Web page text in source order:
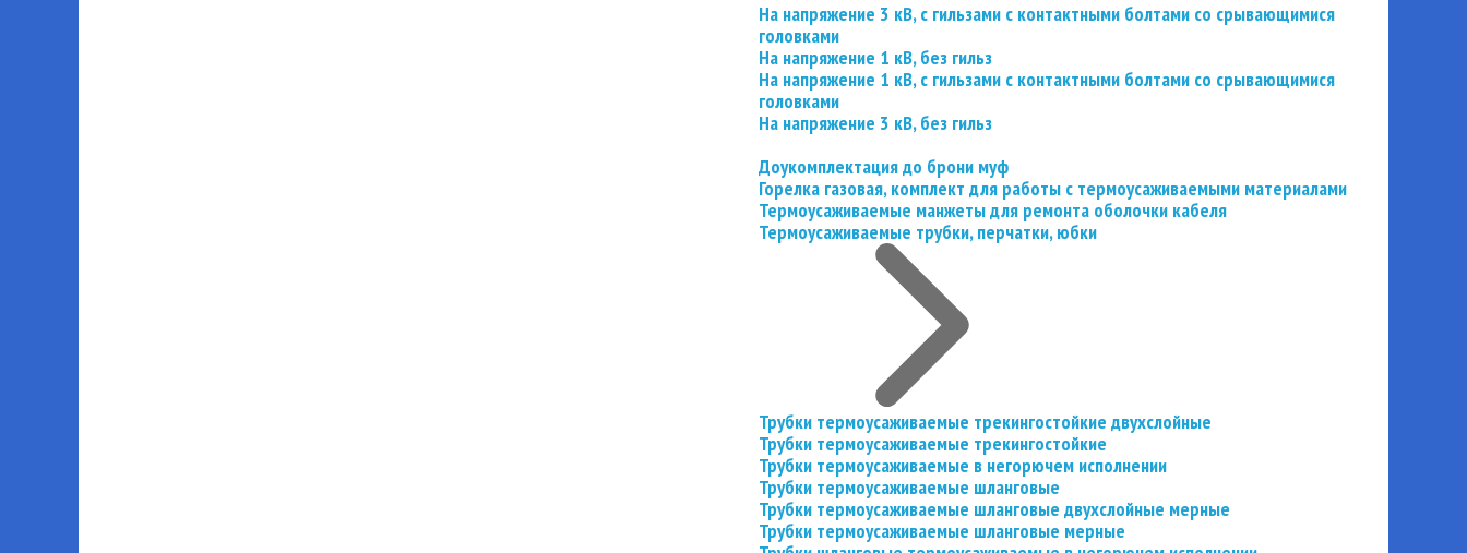
На напряжение 3 кВ, с гильзами с контактными болтами со срывающимися
головками
На напряжение 1 кВ, без гильз
На напряжение 1 кВ, с гильзами с контактными болтами со срывающимися
головками
На напряжение 3 кВ, без гильз
Доукомплектация до брони муф
Горелка газовая, комплект для работы с термоусаживаемыми материалами
Термоусаживаемые манжеты для ремонта оболочки кабеля
Термоусаживаемые трубки, перчатки, юбки
Трубки термоусаживаемые трекингостойкие двухслойные
Трубки термоусаживаемые трекингостойкие
Трубки термоусаживаемые в негорючем исполнении
Трубки термоусаживаемые шланговые
Трубки термоусаживаемые шланговые двухслойные мерные
Трубки термоусаживаемые шланговые мерные